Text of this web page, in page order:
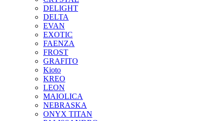
DELIGHT
DELTA
EVAN
EXOTIC
FAENZA
FROST
GRAFITO
Kioto
KREO
LEON
MAIOLICA
NEBRASKA
ONYX TITAN